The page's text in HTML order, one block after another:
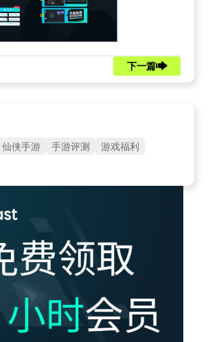
下一篇
仙侠手游 手游评测
游戏福利